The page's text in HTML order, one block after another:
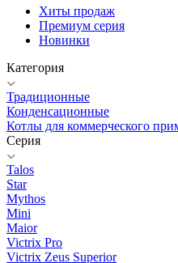
Хиты продаж
Премиум серия
Новинки
Категория
Традиционные
Конденсационные
Котлы для коммерческого
Серия
Talos
Star
Mythos
Mini
Maior
Victrix Pro
Victrix Zeus Superior